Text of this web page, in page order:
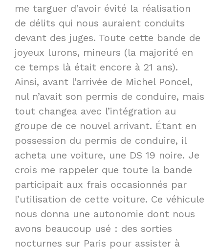
me targuer d’avoir évité la réalisation
de délits qui nous auraient conduits
devant des juges. Toute cette bande de
joyeux lurons, mineurs (la majorité en
ce temps là était encore à 21 ans).
Ainsi, avant l’arrivée de Michel Poncel,
nul n’avait son permis de conduire, mais
tout changea avec l’intégration au
groupe de ce nouvel arrivant. Étant en
possession du permis de conduire, il
acheta une voiture, une DS 19 noire. Je
crois me rappeler que toute la bande
participait aux frais occasionnés par
l’utilisation de cette voiture. Ce véhicule
nous donna une autonomie dont nous
avons beaucoup usé : des sorties
nocturnes sur Paris pour assister à